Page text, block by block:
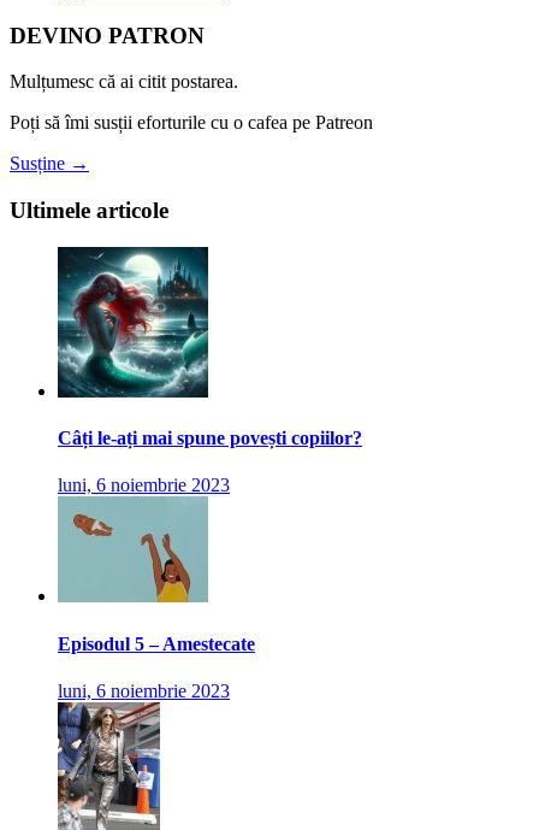
DEVINO PATRON
Mulțumesc că ai citit postarea.
Poți să îmi susții eforturile cu o cafea pe Patreon
Susține →
Ultimele articole
Câți le-ați mai spune povești copiilor?
luni, 6 noiembrie 2023
Episodul 5 – Amestecate
luni, 6 noiembrie 2023